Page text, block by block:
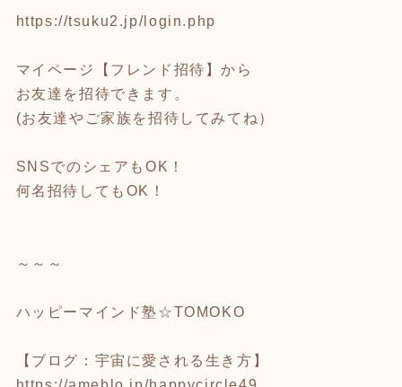
https://tsuku2.jp/login.php
マイページ【フレンド招待】から
お友達を招待できます。
(お友達やご家族を招待してみてね）
SNSでのシェアもOK！
何名招待してもOK！
～～～
ハッピーマインド塾☆TOMOKO
【ブログ：宇宙に愛される生き方】